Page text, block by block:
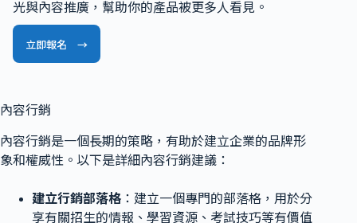
光與內容推廣，幫助你的產品被更多人看見。
立即報名 →
內容行銷
內容行銷是一個長期的策略，有助於建立企業的品牌形
象和權威性。以下是詳細內容行銷建議：
建立行銷部落格 ：建立一個專門的部落格，用於分
享有關招生的情報、學習資源、考試技巧等有價值